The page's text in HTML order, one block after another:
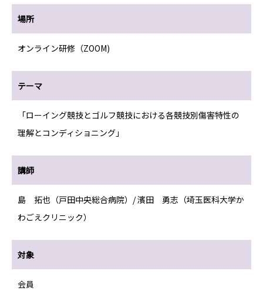
場所
オンライン研修（ZOOM)
テーマ
「ローイング競技とゴルフ競技における各競技別傷害特性の
理解とコンディショニング」
講師
島 拓也（戸田中央総合病院）/ 濱田 勇志（埼玉医科大学か
わごえクリニック）
対象
会員